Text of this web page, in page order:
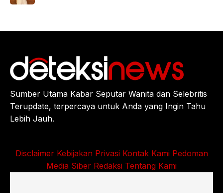
Sumber Utama Kabar Seputar Wanita dan Selebritis
Terupdate, terpercaya untuk Anda yang Ingin Tahu
Lebih Jauh.
Disclaimer Kebijakan Privasi Kontak Kami Pedoman
Media Siber Redaksi Tentang Kami